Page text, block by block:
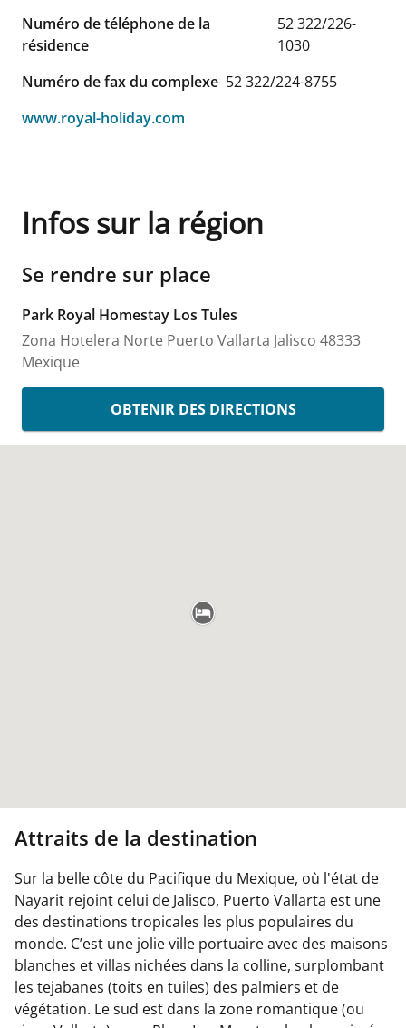
Numéro de téléphone de la
résidence
52 322/226-
1030
Numéro de fax du complexe 52 322/224-8755
www.royal-holiday.com
Infos sur la région
Se rendre sur place
Park Royal Homestay Los Tules
Zona Hotelera Norte Puerto Vallarta Jalisco 48333
Mexique
OBTENIR DES DIRECTIONS
Attraits de la destination
Sur la belle côte du Pacifique du Mexique, où l'état de
Nayarit rejoint celui de Jalisco, Puerto Vallarta est une
des destinations tropicales les plus populaires du
monde. C’est une jolie ville portuaire avec des maisons
blanches et villas nichées dans la colline, surplombant
les tejabanes (toits en tuiles) des palmiers et de
végétation. Le sud est dans la zone romantique (ou